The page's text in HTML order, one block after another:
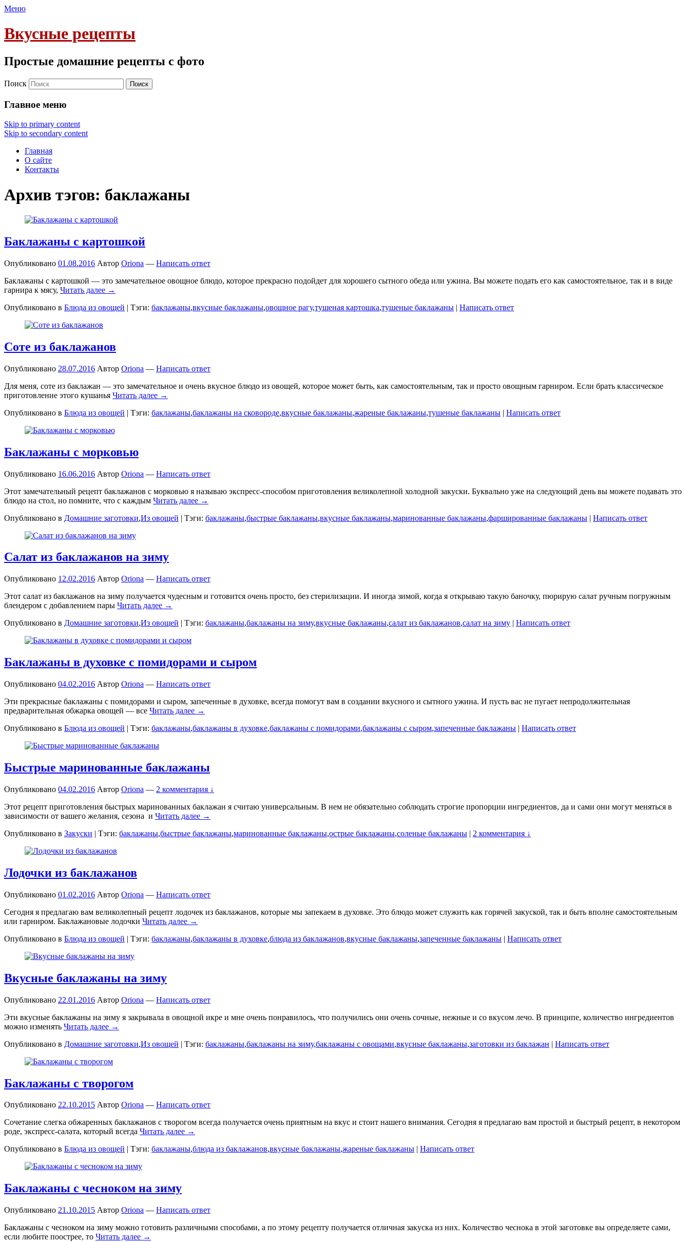
Меню
Вкусные рецепты
Простые домашние рецепты с фото
Поиск
Главное меню
Skip to primary content
Skip to secondary content
Главная
О сайте
Контакты
Архив тэгов: баклажаны
Баклажаны с картошкой
Опубликовано 01.08.2016 Автор Oriona — Написать ответ
Баклажаны с картошкой — это замечательное овощное блюдо, которое прекрасно подойдет для хорошего сытного обеда или ужина. Вы можете подать его как самостоятельное, так и в виде
гарнира к мясу, Читать далее →
Опубликовано в Блюда из овощей | Тэги: баклажаны,вкусные баклажаны,овощное рагу,тушеная картошка,тушеные баклажаны | Написать ответ
Соте из баклажанов
Опубликовано 28.07.2016 Автор Oriona — Написать ответ
Для меня, соте из баклажан — это замечательное и очень вкусное блюдо из овощей, которое может быть, как самостоятельным, так и просто овощным гарниром. Если брать классическое
приготовление этого кушанья Читать далее →
Опубликовано в Блюда из овощей | Тэги: баклажаны,баклажаны на сковороде,вкусные баклажаны,жареные баклажаны,тушеные баклажаны | Написать ответ
Баклажаны с морковью
Опубликовано 16.06.2016 Автор Oriona — Написать ответ
Этот замечательный рецепт баклажанов с морковью я называю экспресс-способом приготовления великолепной холодной закуски. Буквально уже на следующий день вы можете подавать это
блюдо на стол, но помните, что с каждым Читать далее →
Опубликовано в Домашние заготовки,Из овощей | Тэги: баклажаны,быстрые баклажаны,вкусные баклажаны,маринованные баклажаны,фаршированные баклажаны | Написать ответ
Салат из баклажанов на зиму
Опубликовано 12.02.2016 Автор Oriona — Написать ответ
Этот салат из баклажанов на зиму получается чудесным и готовится очень просто, без стерилизации. И иногда зимой, когда я открываю такую баночку, пюрирую салат ручным погружным
блендером с добавлением пары Читать далее →
Опубликовано в Домашние заготовки,Из овощей | Тэги: баклажаны,баклажаны на зиму,вкусные баклажаны,салат из баклажанов,салат на зиму | Написать ответ
Баклажаны в духовке с помидорами и сыром
Опубликовано 04.02.2016 Автор Oriona — Написать ответ
Эти прекрасные баклажаны с помидорами и сыром, запеченные в духовке, всегда помогут вам в создании вкусного и сытного ужина. И пусть вас не пугает непродолжительная
предварительная обжарка овощей — все Читать далее →
Опубликовано в Блюда из овощей | Тэги: баклажаны,баклажаны в духовке,баклажаны с помидорами,баклажаны с сыром,запеченные баклажаны | Написать ответ
Быстрые маринованные баклажаны
Опубликовано 04.02.2016 Автор Oriona — 2 комментария ↓
Этот рецепт приготовления быстрых маринованных баклажан я считаю универсальным. В нем не обязательно соблюдать строгие пропорции ингредиентов, да и сами они могут меняться в
зависимости от вашего желания, сезона и Читать далее →
Опубликовано в Закуски | Тэги: баклажаны,быстрые баклажаны,маринованные баклажаны,острые баклажаны,соленые баклажаны | 2 комментария ↓
Лодочки из баклажанов
Опубликовано 01.02.2016 Автор Oriona — Написать ответ
Сегодня я предлагаю вам великолепный рецепт лодочек из баклажанов, которые мы запекаем в духовке. Это блюдо может служить как горячей закуской, так и быть вполне самостоятельным
или гарниром. Баклажановые лодочки Читать далее →
Опубликовано в Блюда из овощей | Тэги: баклажаны,баклажаны в духовке,блюда из баклажанов,вкусные баклажаны,запеченные баклажаны | Написать ответ
Вкусные баклажаны на зиму
Опубликовано 22.01.2016 Автор Oriona — Написать ответ
Эти вкусные баклажаны на зиму я закрывала в овощной икре и мне очень понравилось, что получились они очень сочные, нежные и со вкусом лечо. В принципе, количество ингредиентов
можно изменять Читать далее →
Опубликовано в Домашние заготовки,Из овощей | Тэги: баклажаны,баклажаны на зиму,баклажаны с овощами,вкусные баклажаны,заготовки из баклажан | Написать ответ
Баклажаны с творогом
Опубликовано 22.10.2015 Автор Oriona — Написать ответ
Сочетание слегка обжаренных баклажанов с творогом всегда получается очень приятным на вкус и стоит нашего внимания. Сегодня я предлагаю вам простой и быстрый рецепт, в некотором
роде, экспресс-салата, который всегда Читать далее →
Опубликовано в Блюда из овощей | Тэги: баклажаны,блюда из баклажанов,вкусные баклажаны,жареные баклажаны | Написать ответ
Баклажаны с чесноком на зиму
Опубликовано 21.10.2015 Автор Oriona — Написать ответ
Баклажаны с чесноком на зиму можно готовить различными способами, а по этому рецепту получается отличная закуска из них. Количество чеснока в этой заготовке вы определяете сами,
если любите поострее, то Читать далее →